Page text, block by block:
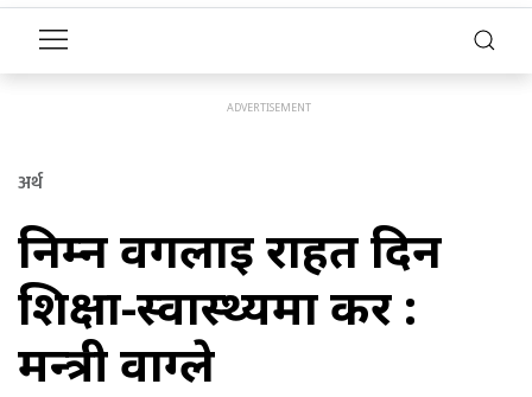
अर्थ
निम्न वर्गलाई राहत दिन
शिक्षा-स्वास्थ्यमा कर :
मन्त्री वाग्ले